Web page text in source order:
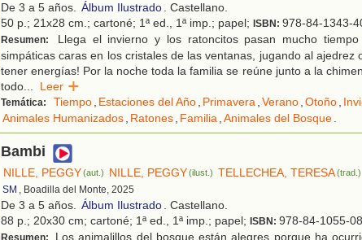
De 3 a 5 años. Álbum Ilustrado. Castellano.
50 p.; 21x28 cm.; cartoné; 1ª ed., 1ª imp.; papel; ISBN: 978-84-1343-
Resumen:
Llega el invierno y los ratoncitos pasan mucho
simpáticas caras en los cristales de las ventanas, jugando al ajedrez
tener energías! Por la noche toda la familia se reúne junto a la
todo... Leer
Temática: Tiempo, Estaciones del Año, Primavera,Verano,Otoño,
Animales Humanizados, Ratones, Familia,Animales del Bosque.
Bambi
NILLE, PEGGY(aut.) NILLE, PEGGY(ilust.) TELLECHEA, TERESA(trad.)
SM , Boadilla del Monte, 2025
De 3 a 5 años. Álbum Ilustrado. Castellano.
88 p.; 20x30 cm; cartoné; 1ª ed., 1ª imp.; papel; ISBN: 978-84-1055-
Los animalillos del bosque están alegres porque ha